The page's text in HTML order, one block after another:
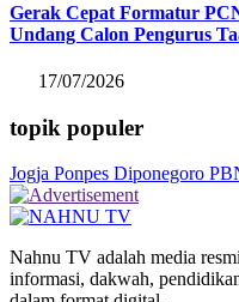
Gerak Cepat Formatur
Undang Calon Pengurus
17/07/2026
topik populer
Jogja Ponpes Diponegoro
Nahnu TV adalah media
informasi, dakwah,